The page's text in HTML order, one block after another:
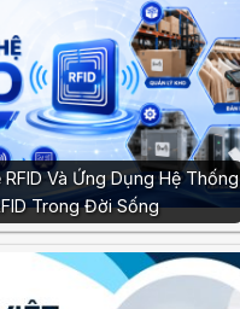
Và Ứng Dụng Hệ Thống
Trong Đời Sống